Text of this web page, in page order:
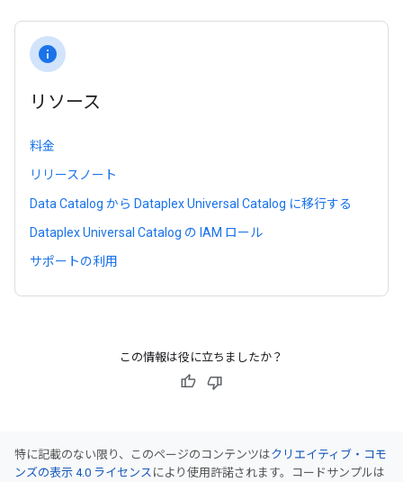
info
リソース
料金
リリースノート
Data Catalog から Dataplex Universal Catalog に移行する
Dataplex Universal Catalog の IAM ロール
サポートの利用
この情報は役に立ちましたか？
特に記載のない限り、このページのコンテンツはクリエイティブ・コモ
ンズの表示 4.0 ライセンス により使用許諾されます。コードサンプルは